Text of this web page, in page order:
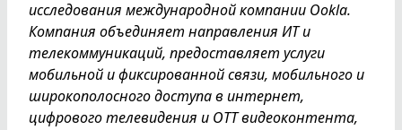
исследования международной компании Ookla.
Компания объединяет направления ИТ и
телекоммуникаций, предоставляет услуги
мобильной и фиксированной связи, мобильного и
широкополосного доступа в интернет,
цифрового телевидения и OTT видеоконтента,